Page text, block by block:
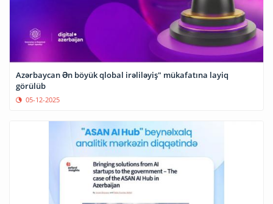
Azərbaycan Ən böyük qlobal irəliləyiş" mükafatına layiq
görülüb
05-12-2025